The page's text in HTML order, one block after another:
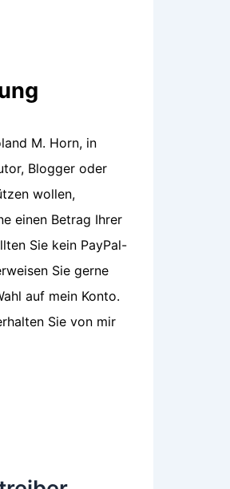
M. Horn, in
Blogger oder
wollen,
einen Betrag Ihrer
Sie kein PayPal-
Sie gerne
auf mein Konto.
Sie von mir